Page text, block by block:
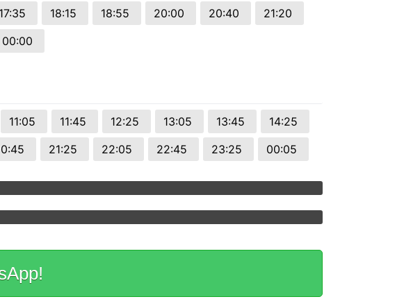
17:35 18:15 18:55 20:00 20:40
21:20
00:00
11:05 11:45 12:25 13:05 13:45
14:25
21:25 22:05 22:45 23:25 00:05